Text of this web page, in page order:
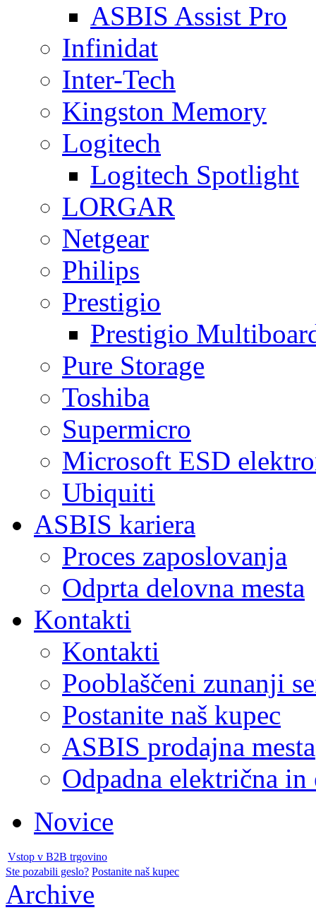
ASBIS Assist Pro
Infinidat
Inter-Tech
Kingston Memory
Logitech
Logitech Spotlight
LORGAR
Netgear
Philips
Prestigio
Prestigio
Pure Storage
Toshiba
Supermicro
Microsoft ESD
Ubiquiti
ASBIS kariera
Proces zaposlovanja
Odprta delovna mesta
Kontakti
Kontakti
Pooblaščeni zunanji
Postanite naš kupec
ASBIS prodajna mesta
Odpadna električna
Novice
Vstop v B2B trgovino
Ste pozabili geslo? Postanite naš kupec
Archive